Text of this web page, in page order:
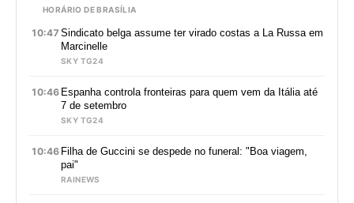
HORÁRIO DE BRASÍLIA
10:47 Sindicato belga assume ter virado costas a La Russa em
Marcinelle
SKY TG24
10:46 Espanha controla fronteiras para quem vem da Itália até
7 de setembro
SKY TG24
10:46 Filha de Guccini se despede no funeral: "Boa viagem,
pai"
RAINEWS